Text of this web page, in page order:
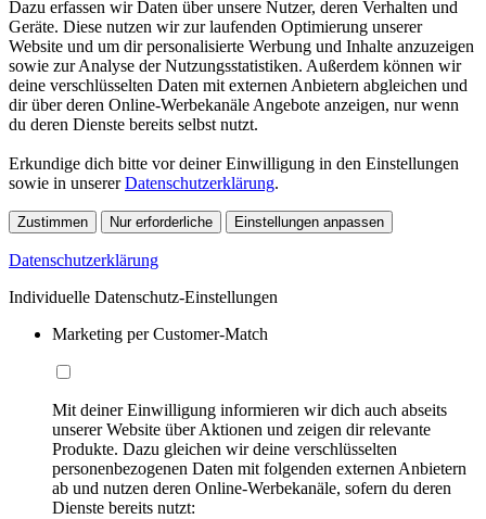
Dazu erfassen wir Daten über unsere Nutzer, deren Verhalten und
Geräte. Diese nutzen wir zur laufenden Optimierung unserer
Website und um dir personalisierte Werbung und Inhalte anzuzeigen
sowie zur Analyse der Nutzungsstatistiken. Außerdem können wir
deine verschlüsselten Daten mit externen Anbietern abgleichen und
dir über deren Online-Werbekanäle Angebote anzeigen, nur wenn
du deren Dienste bereits selbst nutzt.
Erkundige dich bitte vor deiner Einwilligung in den Einstellungen
sowie in unsererDatenschutzerklärung.
Zustimmen Nur erforderliche Einstellungen anpassen
Datenschutzerklärung
Individuelle Datenschutz-Einstellungen
Marketing per Customer-Match
Mit deiner Einwilligung informieren wir dich auch abseits
unserer Website über Aktionen und zeigen dir relevante
Produkte. Dazu gleichen wir deine verschlüsselten
personenbezogenen Daten mit folgenden externen Anbietern
ab und nutzen deren Online-Werbekanäle, sofern du deren
Dienste bereits nutzt: